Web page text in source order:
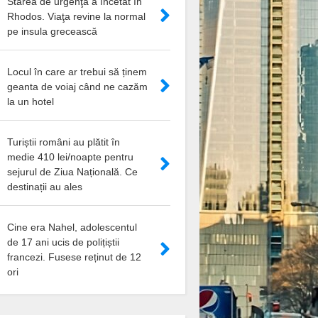
Rhodos. Viaţa revine la normal
pe insula grecească
Locul în care ar trebui să ținem
geanta de voiaj când ne cazăm
la un hotel
Turiștii români au plătit în
medie 410 lei/noapte pentru
sejurul de Ziua Națională. Ce
destinații au ales
Cine era Nahel, adolescentul
de 17 ani ucis de polițiștii
francezi. Fusese reținut de 12
ori